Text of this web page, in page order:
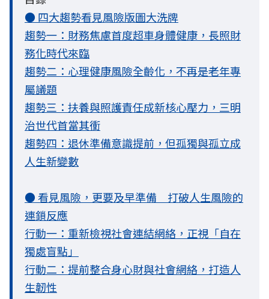
● 四大趨勢看見風險版圖大洗牌
趨勢一：財務焦慮首度超車身體健康，長照財
務化時代來臨
趨勢二：心理健康風險全齡化，不再是老年專
屬議題
趨勢三：扶養與照護責任成新核心壓力，三明
治世代首當其衝
趨勢四：退休準備意識提前，但孤獨與孤立成
人生新變數
● 看見風險，更要及早準備 打破人生風險的
連鎖反應
行動一：重新檢視社會連結網絡，正視「自在
獨處盲點」
行動二：提前整合身心財與社會網絡，打造人
生韌性